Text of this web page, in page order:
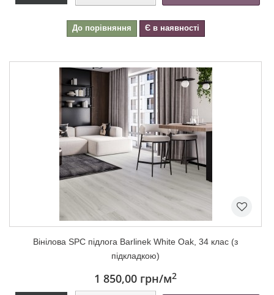
До порівняння Є в наявності
Вінілова SPC підлога Barlinek White Oak, 34 клас (з
підкладкою)
1 850,00 грн/м2